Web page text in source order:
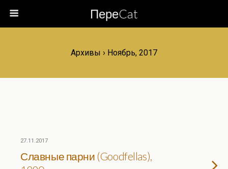
ПереCat
Архивы › Ноябрь, 2017
27.11.2017
Славные парни (Goodfellas),